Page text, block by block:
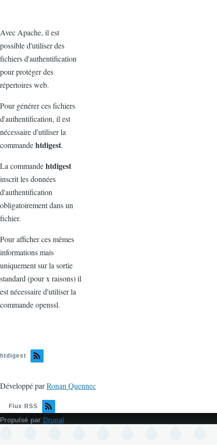
Avec Apache, il est
possible d'utiliser des
fichiers d'authentification
pour protéger des
répertoires web.
Pour générer ces fichiers
d'authentification, il est
nécessaire d'utiliser la
commandehtdigest.
La commandehtdigest
inscrit les données
d'authentification
obligatoirement dans un
fichier.
Pour afficher ces mêmes
informations mais
uniquement sur la sortie
standard (pour x raisons) il
est nécessaire d'utiliser la
commande openssl.
htdigest
Développé parRonan Quennec
Flux RSS
Propulsé par Drupal